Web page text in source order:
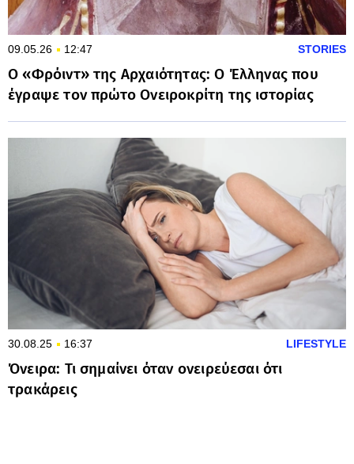
09.05.26 12:47 STORIES
Ο «Φρόιντ» της Αρχαιότητας: Ο Έλληνας που
έγραψε τον πρώτο Ονειροκρίτη της ιστορίας
30.08.25 16:37 LIFESTYLE
Όνειρα: Τι σημαίνει όταν ονειρεύεσαι ότι
τρακάρεις